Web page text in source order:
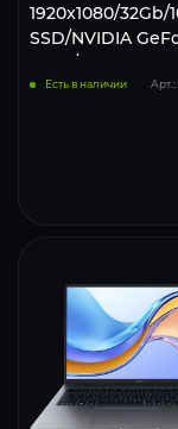
1920x1080/32Gb/
SSD/NVIDIA
4060/Win 11
Серый
Есть в наличии Арт.: